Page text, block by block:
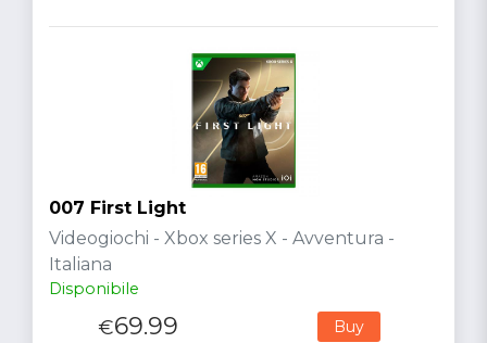
007 First Light
Videogiochi - Xbox series X - Avventura -
Italiana
Disponibile
€69.99 Buy